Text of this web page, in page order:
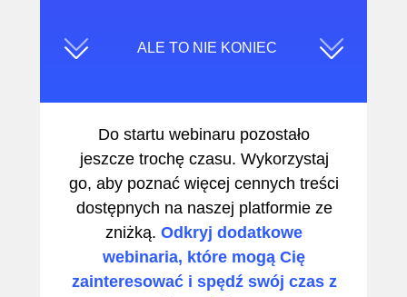
ALE TO NIE KONIEC
Do startu webinaru pozostało
jeszcze trochę czasu. Wykorzystaj
go, aby poznać więcej cennych treści
dostępnych na naszej platformie ze
zniżką. Odkryj dodatkowe
webinaria, które mogą Cię
zainteresować i spędź swój czas z